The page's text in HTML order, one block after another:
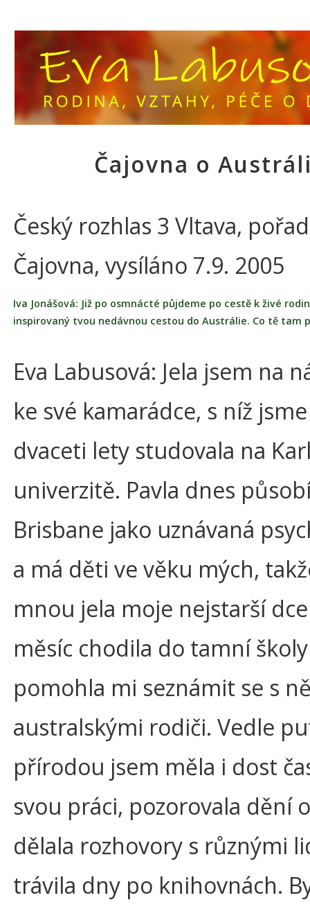
Čajovna o
Český rozhlas 3 Vltava, pořad
Čajovna, vysíláno 7.9. 2005
Iva Jonášová: Již po osmnácté půjdeme po cestě k živé
inspirovaný tvou nedávnou cestou do Austrálie. Co tě tam
Eva Labusová: Jela jsem na
ke své kamarádce, s níž
dvaceti lety studovala na
univerzitě. Pavla dnes
Brisbane jako uznávaná
a má děti ve věku mých,
mnou jela moje nejstarší
měsíc chodila do tamní
pomohla mi seznámit se s
australskými rodiči. Vedle
přírodou jsem měla i dost
svou práci, pozorovala dění
dělala rozhovory s různými
trávila dny po knihovnách.